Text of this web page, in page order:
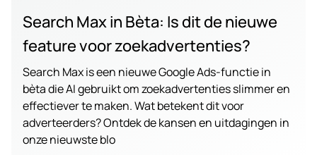
Search Max in Bèta: Is dit de nieuwe
feature voor zoekadvertenties?
Search Max is een nieuwe Google Ads-functie in
bèta die AI gebruikt om zoekadvertenties slimmer en
effectiever te maken. Wat betekent dit voor
adverteerders? Ontdek de kansen en uitdagingen in
onze nieuwste blo